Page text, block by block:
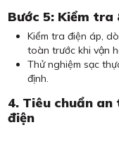
Bước 5: Kiểm tra
Kiểm tra điện áp,
toàn trước khi vận
Thử nghiệm sạc
định.
4. Tiêu chuẩn
điện